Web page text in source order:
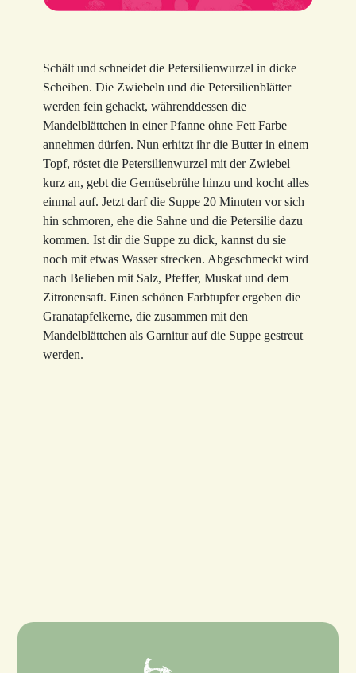
Schält und schneidet die Petersilienwurzel in dicke
Scheiben. Die Zwiebeln und die Petersilienblätter
werden fein gehackt, währenddessen die
Mandelblättchen in einer Pfanne ohne Fett Farbe
annehmen dürfen. Nun erhitzt ihr die Butter in einem
Topf, röstet die Petersilienwurzel mit der Zwiebel
kurz an, gebt die Gemüsebrühe hinzu und kocht alles
einmal auf. Jetzt darf die Suppe 20 Minuten vor sich
hin schmoren, ehe die Sahne und die Petersilie dazu
kommen. Ist dir die Suppe zu dick, kannst du sie
noch mit etwas Wasser strecken. Abgeschmeckt wird
nach Belieben mit Salz, Pfeffer, Muskat und dem
Zitronensaft. Einen schönen Farbtupfer ergeben die
Granatapfelkerne, die zusammen mit den
Mandelblättchen als Garnitur auf die Suppe gestreut
werden.